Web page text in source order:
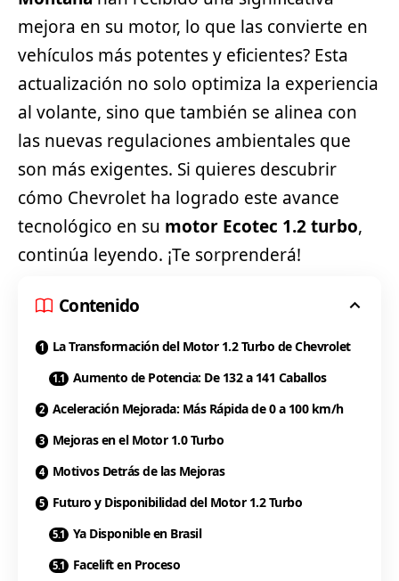
mejora en su motor, lo que las convierte en
vehículos más potentes y eficientes? Esta
actualización no solo optimiza la experiencia
al volante, sino que también se alinea con
las nuevas regulaciones ambientales que
son más exigentes. Si quieres descubrir
cómo Chevrolet ha logrado este avance
tecnológico en su motor Ecotec 1.2 turbo,
continúa leyendo. ¡Te sorprenderá!
Contenido
La Transformación del Motor 1.2 Turbo de Chevrolet
Aumento de Potencia: De 132 a 141 Caballos
Aceleración Mejorada: Más Rápida de 0 a 100 km/h
Mejoras en el Motor 1.0 Turbo
Motivos Detrás de las Mejoras
Futuro y Disponibilidad del Motor 1.2 Turbo
Ya Disponible en Brasil
Facelift en Proceso